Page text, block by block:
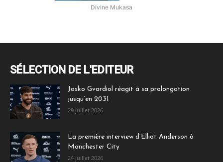
Divine Mukasa
SÉLECTION DE L'EDITEUR
Josko Gvardiol réagit à sa prolongation
jusqu’en 2031
29 juillet 2026
La première interview d’Elliot Anderson à
Manchester City
24 juillet 2026